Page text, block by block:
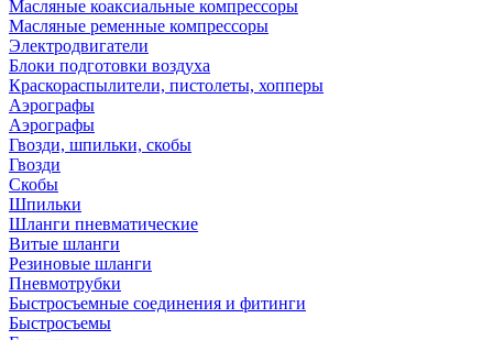
Масляные коаксиальные компрессоры
Масляные ременные компрессоры
Электродвигатели
Блоки подготовки воздуха
Краскораспылители, пистолеты, хопперы
Аэрографы
Аэрографы
Гвозди, шпильки, скобы
Гвозди
Скобы
Шпильки
Шланги пневматические
Витые шланги
Резиновые шланги
Пневмотрубки
Быстросъемные соединения и фитинги
Быстросъемы